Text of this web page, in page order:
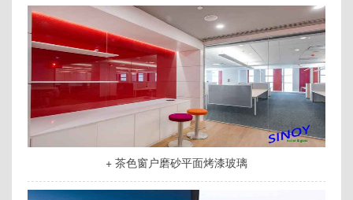
+ 茶色窗户磨砂平面烤漆玻璃